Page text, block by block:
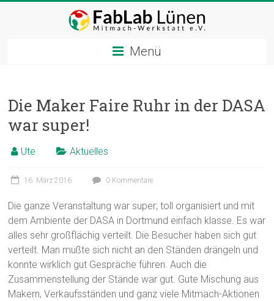
Menü
Die Maker Faire Ruhr in der DASA
war super!
Ute Aktuelles
16. März 2016 0 Kommentare
Die ganze Veranstaltung war super; toll organisiert und mit
dem Ambiente der DASA in Dortmund einfach klasse. Es war
alles sehr großflächig verteilt. Die Besucher haben sich gut
verteilt. Man mußte sich nicht an den Ständen drängeln und
konnte wirklich gut Gespräche führen. Auch die
Zusammenstellung der Stände war gut. Gute Mischung aus
Makern, Verkaufsständen und ganz viele Mitmach-Aktionen